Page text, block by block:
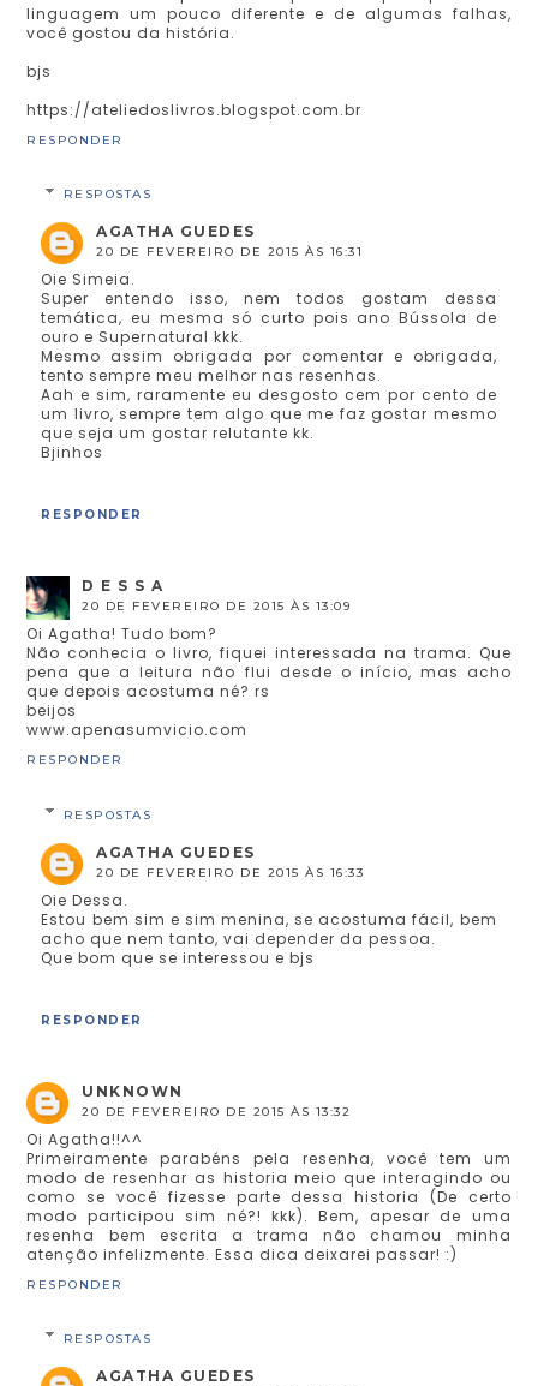
linguagem um pouco diferente e de algumas falhas,
você gostou da história.
bjs
https://ateliedoslivros.blogspot.com.br
RESPONDER
RESPOSTAS
AGATHA GUEDES
20 DE FEVEREIRO DE 2015 ÀS 16:31
Oie Simeia.
Super entendo isso, nem todos gostam dessa
temática, eu mesma só curto pois ano Bússola de
ouro e Supernatural kkk.
Mesmo assim obrigada por comentar e obrigada,
tento sempre meu melhor nas resenhas.
Aah e sim, raramente eu desgosto cem por cento de
um livro, sempre tem algo que me faz gostar mesmo
que seja um gostar relutante kk.
Bjinhos
RESPONDER
D E S S A
20 DE FEVEREIRO DE 2015 ÀS 13:09
Oi Agatha! Tudo bom?
Não conhecia o livro, fiquei interessada na trama. Que
pena que a leitura não flui desde o início, mas acho
que depois acostuma né? rs
beijos
www.apenasumvicio.com
RESPONDER
RESPOSTAS
AGATHA GUEDES
20 DE FEVEREIRO DE 2015 ÀS 16:33
Oie Dessa.
Estou bem sim e sim menina, se acostuma fácil, bem
acho que nem tanto, vai depender da pessoa.
Que bom que se interessou e bjs
RESPONDER
UNKNOWN
20 DE FEVEREIRO DE 2015 ÀS 13:32
Oi Agatha!!^^
Primeiramente parabéns pela resenha, você tem um
modo de resenhar as historia meio que interagindo ou
como se você fizesse parte dessa historia (De certo
modo participou sim né?! kkk). Bem, apesar de uma
resenha bem escrita a trama não chamou minha
atenção infelizmente. Essa dica deixarei passar! :)
RESPONDER
RESPOSTAS
AGATHA GUEDES